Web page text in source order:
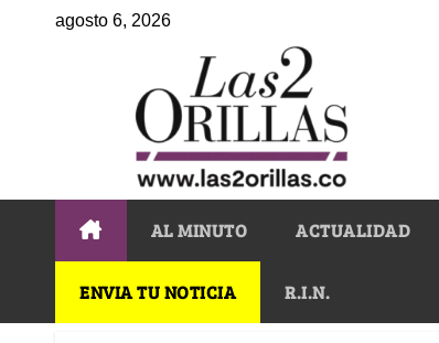
agosto 6, 2026
AL MINUTO ACTUALIDAD
ENVIA TU NOTICIA R.I.N.